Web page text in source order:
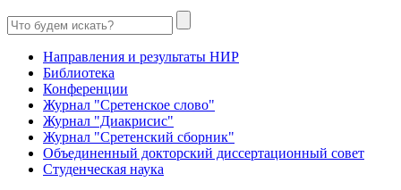
Направления и результаты НИР
Библиотека
Конференции
Журнал "Сретенское слово"
Журнал "Диакрисис"
Журнал "Сретенский сборник"
Объединенный докторский диссертационный совет
Студенческая наука